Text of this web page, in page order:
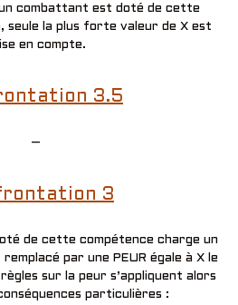
un combattant est doté de cette
seule la plus forte valeur de X est
en compte.
3.5
–
3
de cette compétence charge un
par une PEUR égale à X le
sur la peur s’appliquent alors
particulières :